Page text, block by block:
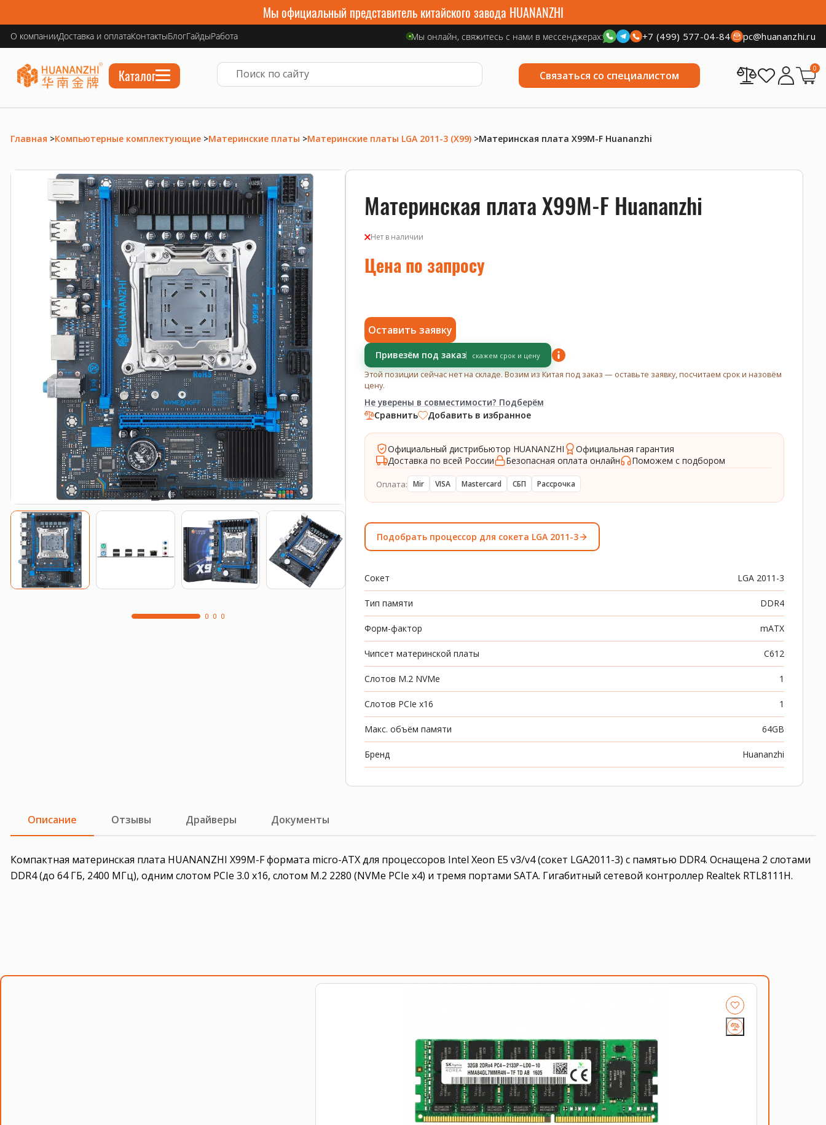
Мы официальный представитель китайского завода HUANANZHI
О компанииДоставка и оплатаКонтактыБлогГайдыРабота Мы онлайн, свяжитесь с нами в мессенджерах: +7 (499) 577-04-84 pc@huananzhi.ru
Каталог Связаться со специалистом
0
Главная >Компьютерные комплектующие >Материнские платы >Материнские платы LGA 2011-3 (X99) >Материнская плата X99M-F Huananzhi
Материнская плата X99M-F Huananzhi
Нет в наличии
Цена по запросу
Оставить заявку
Привезём под заказ скажем срок и цену
Этой позиции сейчас нет на складе. Возим из Китая под заказ — оставьте заявку, посчитаем срок и назовём
цену.
Не уверены в совместимости? Подберём
Сравнить Добавить в избранное
Официальный дистрибьютор HUANANZHI
Официальная гарантия
Доставка по всей России
Безопасная оплата онлайн Поможем с подбором
Оплата: Mir VISA Mastercard СБП Рассрочка
Подобрать процессор для сокета LGA 2011-3
Сокет LGA 2011-3
Тип памяти DDR4
Форм-фактор mATX
Чипсет материнской платы C612
Слотов M.2 NVMe 1
Слотов PCIe x16 1
Макс. объём памяти 64GB
Бренд Huananzhi
Описание Отзывы Драйверы Документы
Компактная материнская плата HUANANZHI X99M-F формата micro-ATX для процессоров Intel Xeon E5 v3/v4 (сокет LGA2011-3) с памятью DDR4. Оснащена 2 слотами
DDR4 (до 64 ГБ, 2400 МГц), одним слотом PCIe 3.0 x16, слотом M.2 2280 (NVMe PCIe x4) и тремя портами SATA. Гигабитный сетевой контроллер Realtek RTL8111H.